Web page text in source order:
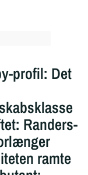
profil: Det
Randers-
ramte